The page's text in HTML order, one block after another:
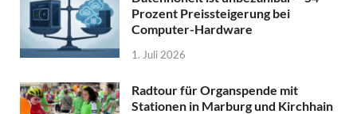
Prozent Preissteigerung bei
Computer-Hardware
1. Juli 2026
Radtour für Organspende mit
Stationen in Marburg und Kirchhain